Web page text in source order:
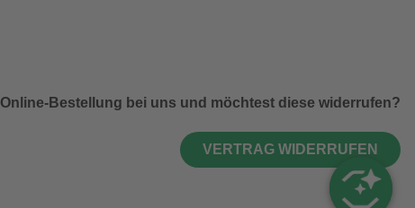
Bestellung bei uns und möchtest diese widerrufen?
VERTRAG WIDERRUFEN